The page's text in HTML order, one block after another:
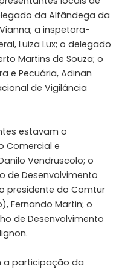
da Alfândega da
a inspetora-
Luiza Lux; o delegado
Martins de Souza; o
e Pecuária, Adinan
de Vigilância
estavam o
Comercial e
Vendruscolo; o
de Desenvolvimento
presidente do Comtur
Fernando Martin; o
de Desenvolvimento
a participação da